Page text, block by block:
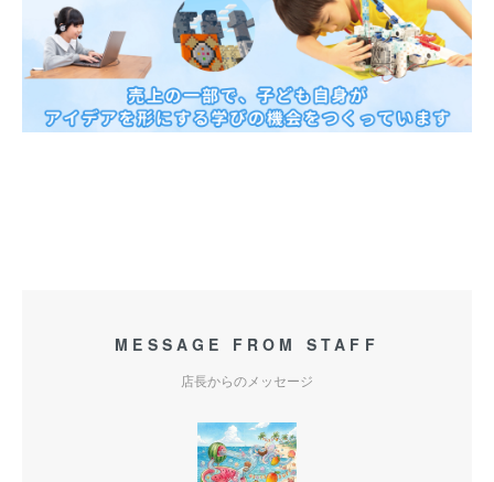
MESSAGE FROM STAFF
店長からのメッセージ